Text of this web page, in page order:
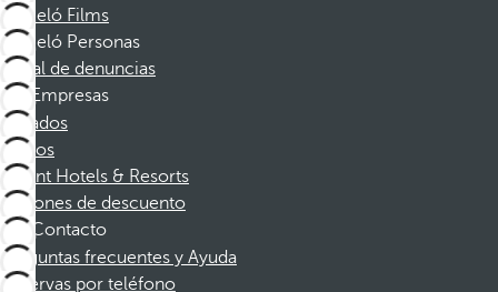
Barceló Films
Barceló Personas
Canal de denuncias
Empresas
Afiliados
Socios
Dorint Hotels & Resorts
Cupones de descuento
Contacto
Preguntas frecuentes y Ayuda
Reservas por teléfono